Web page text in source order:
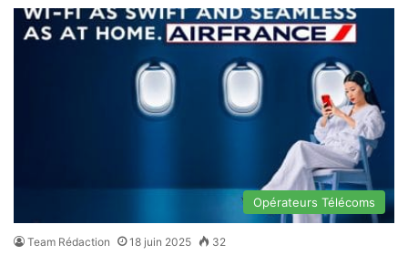
Opérateurs Télécoms
Team Rédaction 18 juin 2025 32